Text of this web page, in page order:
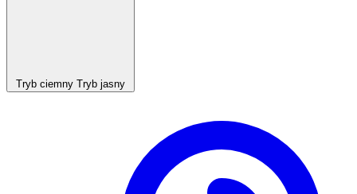
Tryb ciemny Tryb jasny